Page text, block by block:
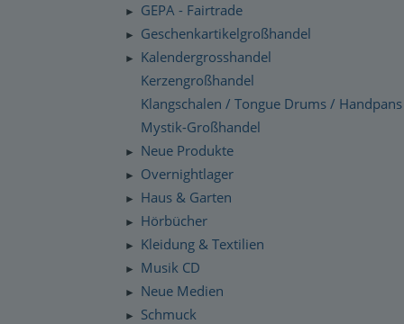
► GEPA - Fairtrade
► Geschenkartikelgroßhandel
►
Kalendergrosshandel
Kerzengroßhandel
Klangschalen / Tongue Drums /
Mystik-Großhandel
► Neue Produkte
► Overnightlager
► Haus & Garten
► Hörbücher
► Kleidung & Textilien
► Musik CD
► Neue Medien
► Schmuck